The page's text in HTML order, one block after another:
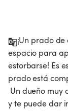
¡Un prado de
espacio para
estorbarse! Es
prado está
y te puede dar